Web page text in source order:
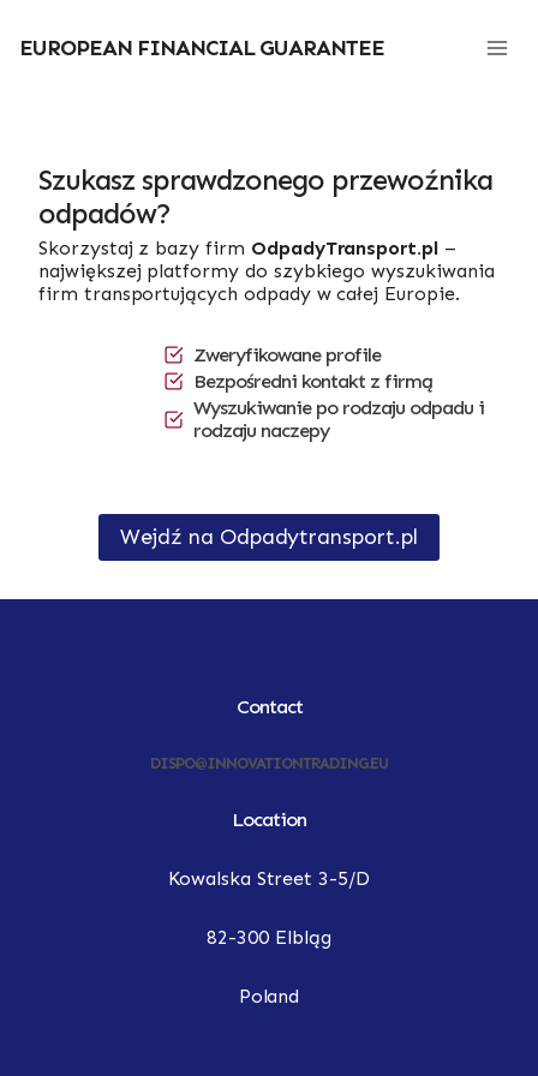
treści
EUROPEAN FINANCIAL GUARANTEE
Szukasz sprawdzonego przewoźnika
odpadów?
Skorzystaj z bazy firm OdpadyTransport.pl–
największej platformy do szybkiego wyszukiwania
firm transportujących odpady w całej Europie.
Zweryfikowane profile
Bezpośredni kontakt z firmą
Wyszukiwanie po rodzaju odpadu i
rodzaju naczepy
Wejdź na Odpadytransport.pl
Contact
DISPO@INNOVATIONTRADING.EU
Location
Kowalska Street 3-5/D
82-300 Elbląg
Poland